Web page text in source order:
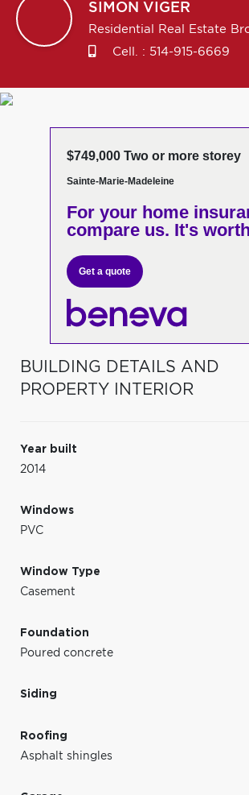
SIMON VIGER
Residential Real Estate
Cell. : 514-915-6669
$749,000 Two or more storey
Sainte-Marie-Madeleine
For your home
compare us. It's
Get a quote
BUILDING DETAILS AND
PROPERTY INTERIOR
Year built
2014
Windows
PVC
Window Type
Casement
Foundation
Poured concrete
Siding
Roofing
Asphalt shingles